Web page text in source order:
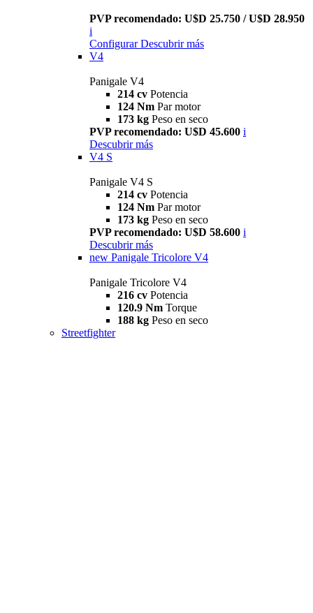
PVP recomendado: U$D 25.750 / U$D 28.950
i
Configurar Descubrir más
V4
Panigale V4
214 cv Potencia
124 Nm Par motor
173 kg Peso en seco
PVP recomendado: U$D 45.600 i
Descubrir más
V4 S
Panigale V4 S
214 cv Potencia
124 Nm Par motor
173 kg Peso en seco
PVP recomendado: U$D 58.600 i
Descubrir más
new Panigale Tricolore V4
Panigale Tricolore V4
216 cv Potencia
120.9 Nm Torque
188 kg Peso en seco
Streetfighter